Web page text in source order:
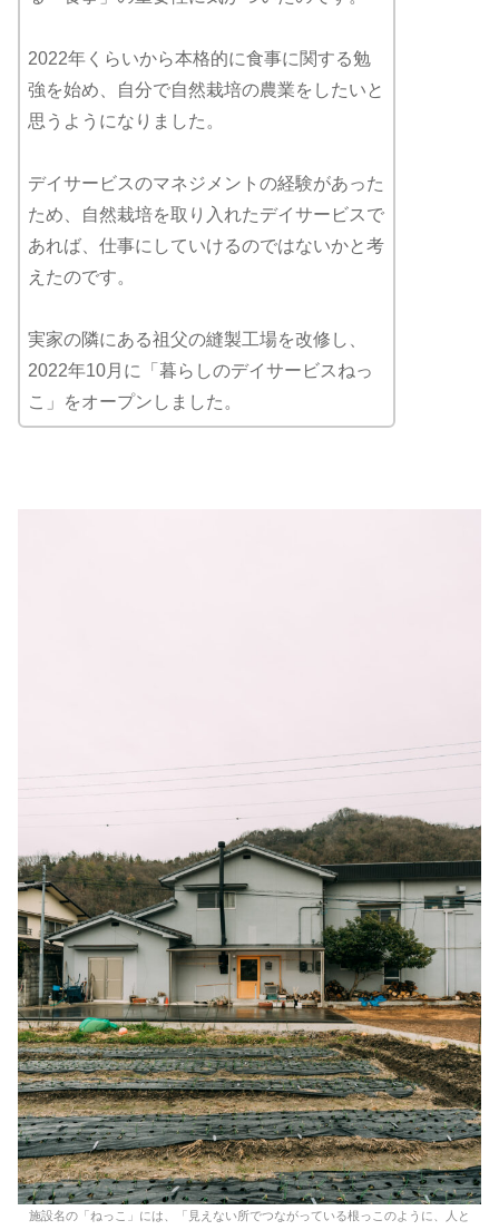
2022年くらいから本格的に食事に関する勉
強を始め、自分で自然栽培の農業をしたいと
思うようになりました。
デイサービスのマネジメントの経験があった
ため、自然栽培を取り入れたデイサービスで
あれば、仕事にしていけるのではないかと考
えたのです。
実家の隣にある祖父の縫製工場を改修し、
2022年10月に「暮らしのデイサービスねっ
こ」をオープンしました。
施設名の「ねっこ」には、「見えない所でつながっている根っこのように、人と